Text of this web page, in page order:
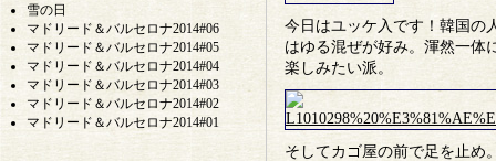
雪の日
マドリード＆バルセロナ2014#06
マドリード＆バルセロナ2014#05
マドリード＆バルセロナ2014#04
マドリード＆バルセロナ2014#03
マドリード＆バルセロナ2014#02
マドリード＆バルセロナ2014#01
今日はユッケ入です！韓国の
はゆる混ぜが好み。渾然一体
楽しみたい派。
そしてカゴ屋の前で足を止め